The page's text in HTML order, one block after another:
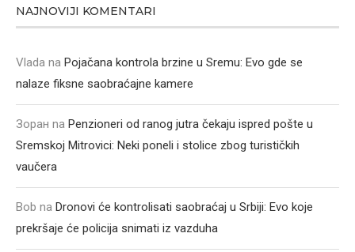
NAJNOVIJI KOMENTARI
Vlada na Pojačana kontrola brzine u Sremu: Evo gde se
nalaze fiksne saobraćajne kamere
Зоран na Penzioneri od ranog jutra čekaju ispred pošte u
Sremskoj Mitrovici: Neki poneli i stolice zbog turističkih
vaučera
Bob na Dronovi će kontrolisati saobraćaj u Srbiji: Evo koje
prekršaje će policija snimati iz vazduha